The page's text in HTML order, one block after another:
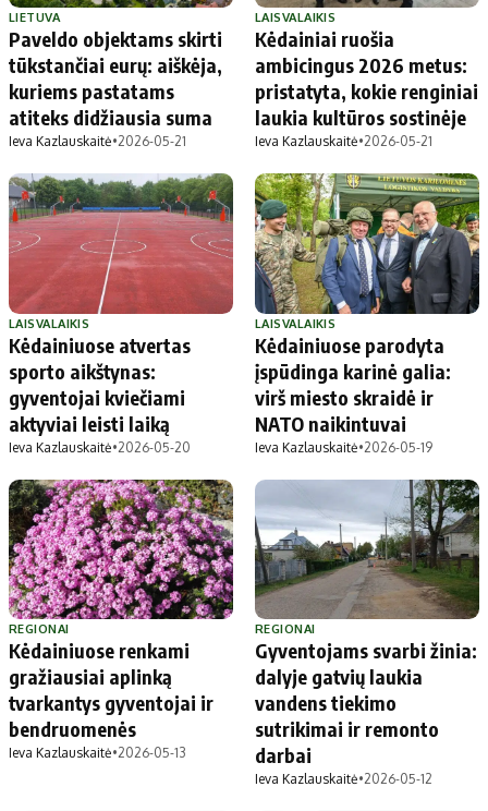
LIETUVA
Paveldo objektams skirti
tūkstančiai eurų: aiškėja,
kuriems pastatams
atiteks didžiausia suma
Ieva Kazlauskaitė•2026-05-21
LAISVALAIKIS
Kėdainiai ruošia
ambicingus 2026 metus:
pristatyta, kokie renginiai
laukia kultūros sostinėje
Ieva Kazlauskaitė•2026-05-21
LAISVALAIKIS
Kėdainiuose atvertas
sporto aikštynas:
gyventojai kviečiami
aktyviai leisti laiką
Ieva Kazlauskaitė•2026-05-20
LAISVALAIKIS
Kėdainiuose parodyta
įspūdinga karinė galia:
virš miesto skraidė ir
NATO naikintuvai
Ieva Kazlauskaitė•2026-05-19
REGIONAI
Kėdainiuose renkami
gražiausiai aplinką
tvarkantys gyventojai ir
bendruomenės
Ieva Kazlauskaitė•2026-05-13
REGIONAI
Gyventojams svarbi žinia:
dalyje gatvių laukia
vandens tiekimo
sutrikimai ir remonto
darbai
Ieva Kazlauskaitė•2026-05-12